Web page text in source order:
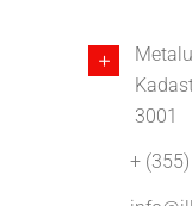
3001
+